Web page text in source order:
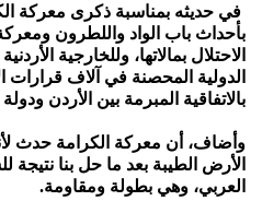
في حديثه بمناسبة ذكرى معركة
بأحداث باب الواد واللطرون
الاحتلال بمالاتها، وللخارجية
الدولية المحصنة في آلاف قرارات
بالاتفاقية المبرمة بين الأردن
وأضاف، أن معركة الكرامة حدث
الأرض الطيبة بعد ما حل بنا نتيجة
العربي، وهي بطولة ومقاومة.